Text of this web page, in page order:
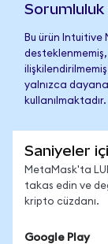
Sorumluluk
Bu ürün
yalnızca
kullanılmaktadır.
Saniyeler
MetaMask'ta
takas edin ve
kripto cüzdanı.
Google Play